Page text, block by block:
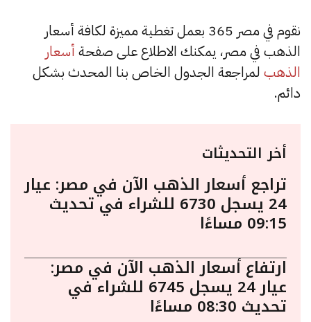
نقوم في مصر 365 بعمل تغطية مميزة لكافة أسعار
الذهب في مصر، يمكنك الاطلاع على صفحة أسعار
الذهب لمراجعة الجدول الخاص بنا المحدث بشكل
دائم.
أخر التحديثات
تراجع أسعار الذهب الآن في مصر: عيار
24 يسجل 6730 للشراء في تحديث
09:15 مساءًا
ارتفاع أسعار الذهب الآن في مصر:
عيار 24 يسجل 6745 للشراء في
تحديث 08:30 مساءًا